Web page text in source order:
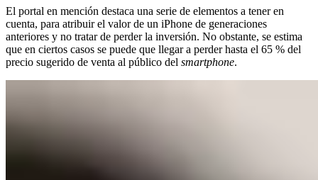
El portal en mención destaca una serie de elementos a tener en
cuenta, para atribuir el valor de un iPhone de generaciones
anteriores y no tratar de perder la inversión. No obstante, se estima
que en ciertos casos se puede que llegar a perder hasta el 65 % del
precio sugerido de venta al público del smartphone.